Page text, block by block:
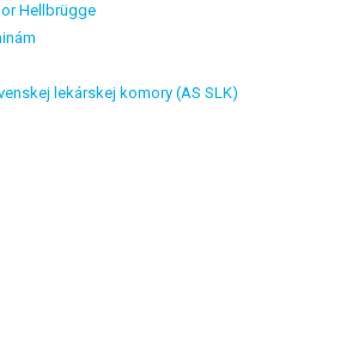
Hellbrügge
lekárskej komory (AS SLK)